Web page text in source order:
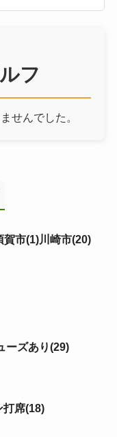
フ
せんでした。
賀市(1)川崎市(20)
ーズあり(29)
打席(18)